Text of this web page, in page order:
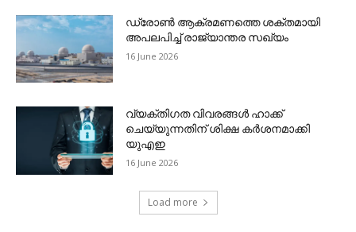
ഡ്രോണ്‍ ആക്രമണത്തെ ശക്തമായി
അപലപിച്ച് രാജ്യാന്തര സഖ്യം
16 June 2026
വ്യക്തിഗത വിവരങ്ങള്‍ ഹാക്ക്
ചെയ്യുന്നതിന് ശിക്ഷ കര്‍ശനമാക്കി
യുഎഇ
16 June 2026
Load more